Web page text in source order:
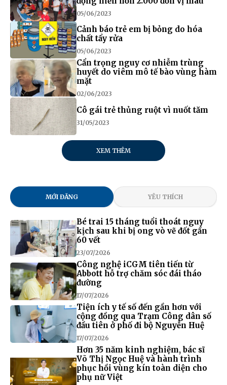
05/06/2023
Cảnh báo trẻ em bị bỏng do hóa
chất tẩy rửa
05/06/2023
Cẩn trọng nguy cơ nhiễm trùng
huyết do viêm mô tế bào vùng hàm
mặt
02/06/2023
Cô gái trẻ thủng ruột vì nuốt tăm
31/05/2023
XEM THÊM
MỚI ĐĂNG YÊU THÍCH
Bé trai 15 tháng tuổi thoát nguy
kịch sau khi bị ong vò vẽ đốt gần
60 vết
23/07/2026
Công nghệ iCGM tiên tiến từ
Abbott hỗ trợ chăm sóc đái tháo
đường
17/07/2026
Tiện ích y tế số đến gần hơn với
cộng đồng qua Trạm Công dân số
đầu tiên ở phố đi bộ Nguyễn Huệ
17/07/2026
Hơn 35 năm kinh nghiệm, bác sĩ
Võ Thị Ngọc Huệ và hành trình
phục hồi vùng kín toàn diện cho
phụ nữ Việt